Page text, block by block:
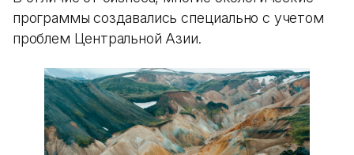
программы создавались специально с учетом
проблем Центральной Азии.